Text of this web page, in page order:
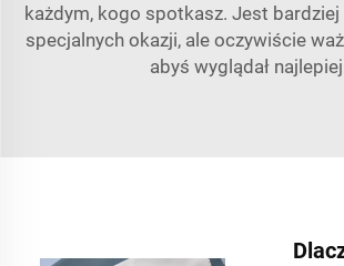
każdym, kogo spotkasz. Jest
specjalnych okazji, ale oczywiście
abyś wyglądał